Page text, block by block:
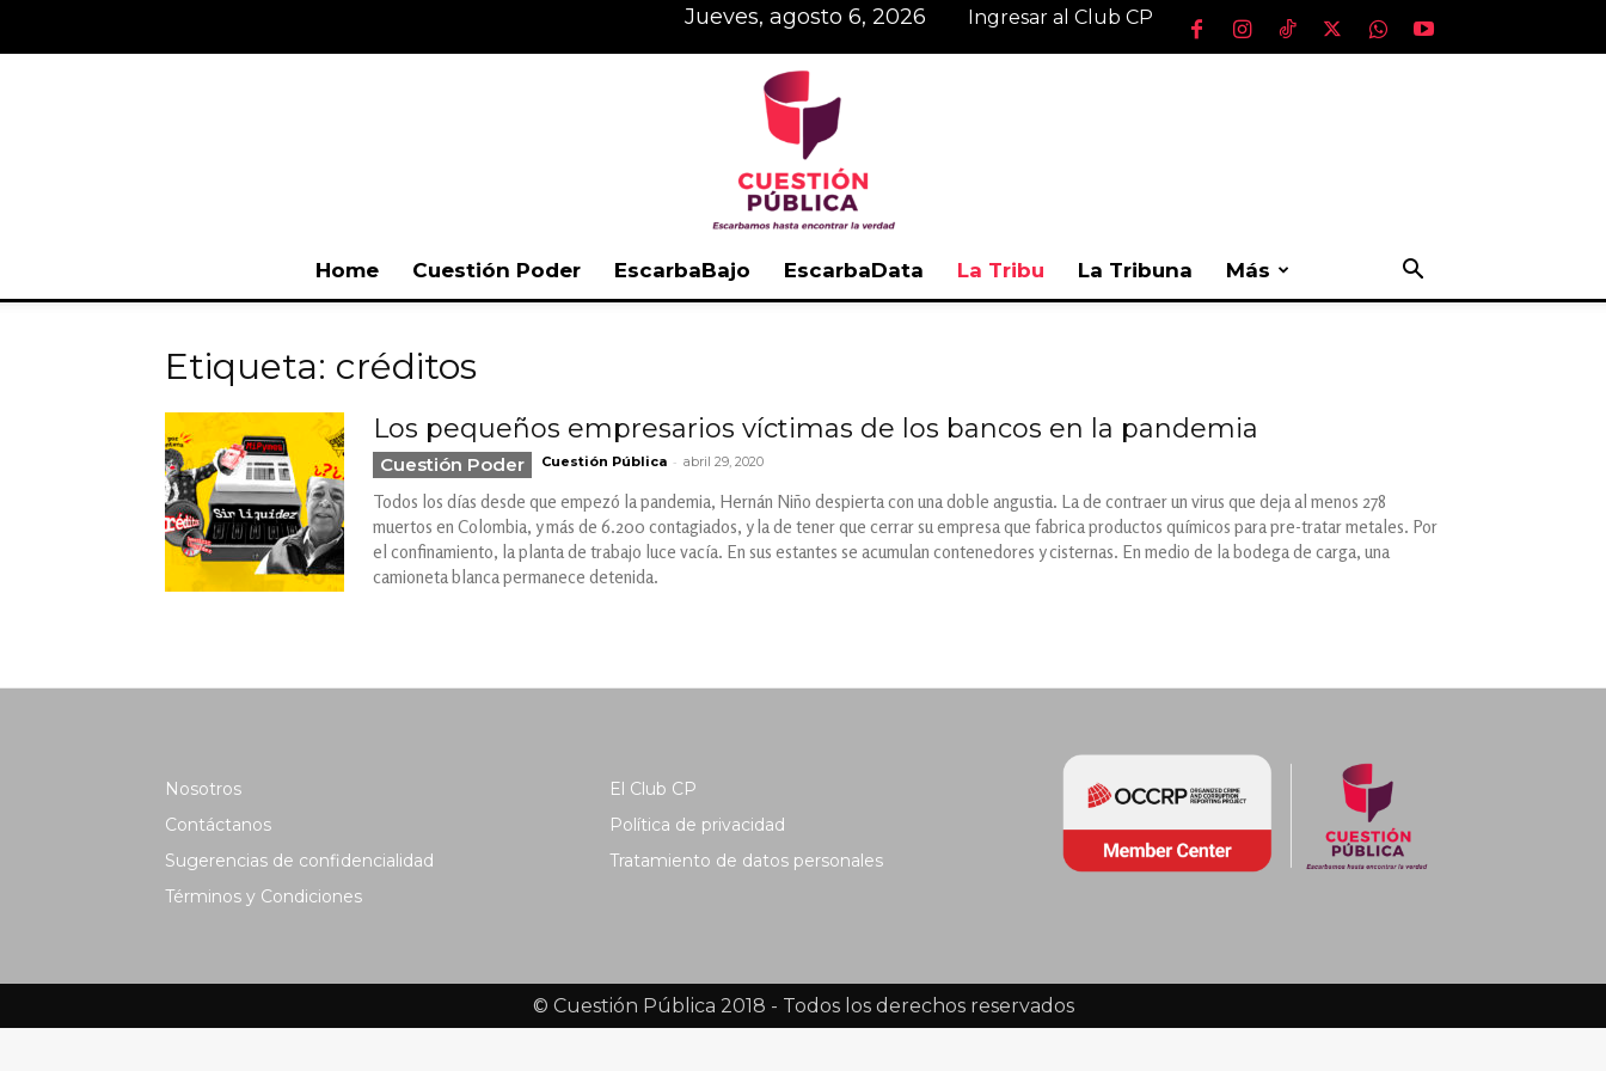
jueves, agosto 6, 2026 Ingresar al Club CP
Home Cuestión Poder EscarbaBajo EscarbaData La Tribu La Tribuna Más
Etiqueta: créditos
Los pequeños empresarios víctimas de los bancos en la pandemia
Cuestión Poder Cuestión Pública - abril 29, 2020
Todos los días desde que empezó la pandemia, Hernán Niño despierta con una doble angustia. La de contraer un virus que deja al menos 278
muertos en Colombia, y más de 6.200 contagiados, y la de tener que cerrar su empresa que fabrica productos químicos para pre-tratar metales. Por
el confinamiento, la planta de trabajo luce vacía. En sus estantes se acumulan contenedores y cisternas. En medio de la bodega de carga, una
camioneta blanca permanece detenida.
Nosotros
Contáctanos
Sugerencias de confidencialidad
Términos y Condiciones
El Club CP
Política de privacidad
Tratamiento de datos personales
© Cuestión Pública 2018 - Todos los derechos reservados